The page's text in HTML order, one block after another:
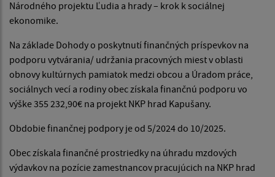
Národného projektu Ľudia a hrady – krok k sociálnej
ekonomike.
Na základe Dohody o poskytnutí finančných príspevkov na
podporu vytvárania/ udržania pracovných miest v oblasti
obnovy kultúrnych pamiatok medzi obcou a Úradom práce,
sociálnych vecí a rodiny obec získala finančnú podporu vo
výške 355 232,90€ na projekt NKP hrad Kapušany.
Obdobie finančnej podpory je od 5/2024 do 10/2025.
Obec získala finančné prostriedky na úhradu mzdových
výdavkov na pozície zamestnancov pracujúcich na NKP hrad